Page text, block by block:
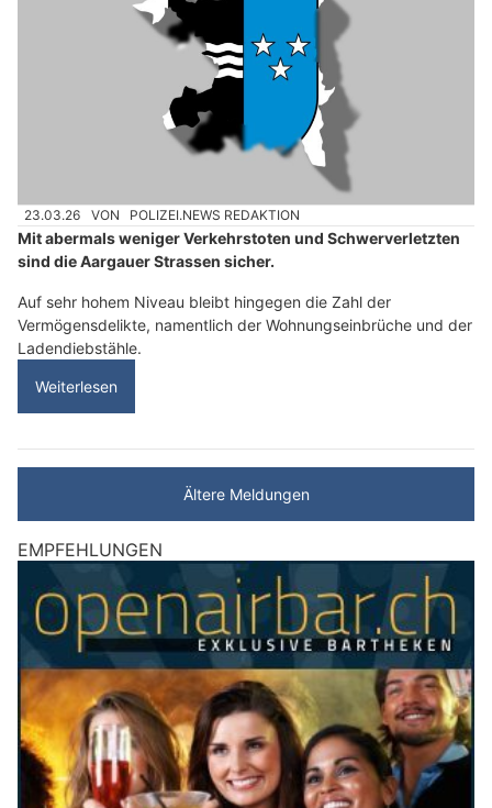
23.03.26 VON POLIZEI.NEWS REDAKTION
Mit abermals weniger Verkehrstoten und Schwerverletzten
sind die Aargauer Strassen sicher.
Auf sehr hohem Niveau bleibt hingegen die Zahl der
Vermögensdelikte, namentlich der Wohnungseinbrüche und der
Ladendiebstähle.
Weiterlesen
Ältere Meldungen
EMPFEHLUNGEN